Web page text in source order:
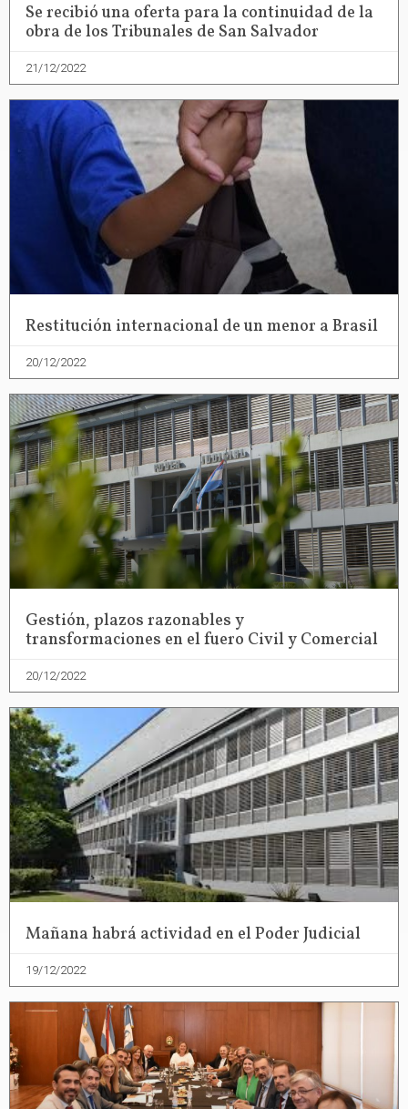
Se recibió una oferta para la continuidad de la
obra de los Tribunales de San Salvador
21/12/2022
Restitución internacional de un menor a Brasil
20/12/2022
Gestión, plazos razonables y
transformaciones en el fuero Civil y Comercial
20/12/2022
Mañana habrá actividad en el Poder Judicial
19/12/2022